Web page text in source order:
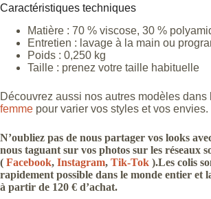
Caractéristiques techniques
Matière : 70 % viscose, 30 %
Entretien : lavage à la main ou
Poids : 0,250 kg
Taille : prenez votre taille habituelle
Découvrez aussi nos autres modèles dans
femme pour varier vos styles et vos envies.
N’oubliez pas de nous partager vos looks
nous taguant sur vos photos sur les réseaux
( Facebook, Instagram, Tik-Tok ).Les colis
rapidement possible dans le monde entier et
à partir de 120 € d’achat.